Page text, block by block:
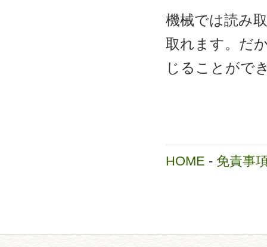
機械では読み
取れます。だ
じることがで
HOME - 免責事